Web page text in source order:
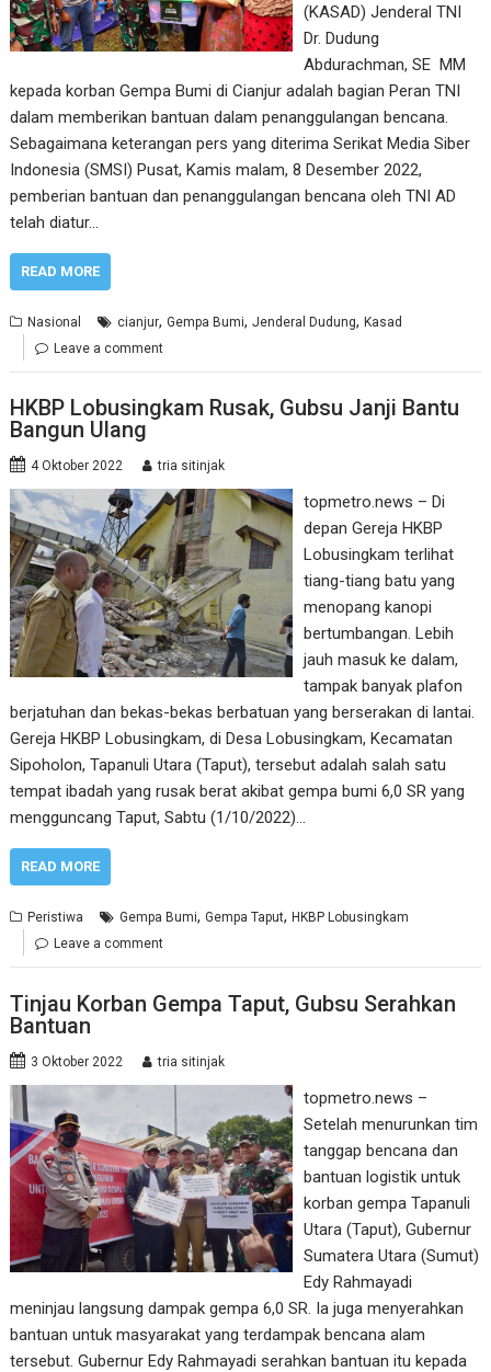
(KASAD) Jenderal TNI
Dr. Dudung
Abdurachman, SE MM
kepada korban Gempa Bumi di Cianjur adalah bagian Peran TNI
dalam memberikan bantuan dalam penanggulangan bencana.
Sebagaimana keterangan pers yang diterima Serikat Media Siber
Indonesia (SMSI) Pusat, Kamis malam, 8 Desember 2022,
pemberian bantuan dan penanggulangan bencana oleh TNI AD
telah diatur…
READ MORE
Nasional cianjur,Gempa Bumi,Jenderal Dudung,Kasad
Leave a comment
HKBP Lobusingkam Rusak, Gubsu Janji Bantu
Bangun Ulang
4 Oktober 2022 tria sitinjak
topmetro.news – Di
depan Gereja HKBP
Lobusingkam terlihat
tiang-tiang batu yang
menopang kanopi
bertumbangan. Lebih
jauh masuk ke dalam,
tampak banyak plafon
berjatuhan dan bekas-bekas berbatuan yang berserakan di lantai.
Gereja HKBP Lobusingkam, di Desa Lobusingkam, Kecamatan
Sipoholon, Tapanuli Utara (Taput), tersebut adalah salah satu
tempat ibadah yang rusak berat akibat gempa bumi 6,0 SR yang
mengguncang Taput, Sabtu (1/10/2022)…
READ MORE
Peristiwa Gempa Bumi,Gempa Taput,HKBP Lobusingkam
Leave a comment
Tinjau Korban Gempa Taput, Gubsu Serahkan
Bantuan
3 Oktober 2022 tria sitinjak
topmetro.news –
Setelah menurunkan tim
tanggap bencana dan
bantuan logistik untuk
korban gempa Tapanuli
Utara (Taput), Gubernur
Sumatera Utara (Sumut)
Edy Rahmayadi
meninjau langsung dampak gempa 6,0 SR. Ia juga menyerahkan
bantuan untuk masyarakat yang terdampak bencana alam
tersebut. Gubernur Edy Rahmayadi serahkan bantuan itu kepada